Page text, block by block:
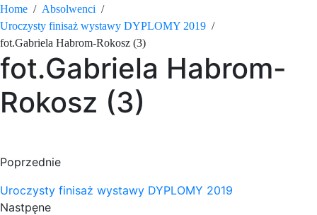
Home
Absolwenci
Uroczysty finisaż wystawy DYPLOMY 2019
fot.Gabriela Habrom-Rokosz (3)
fot.Gabriela Habrom-
Rokosz (3)
Poprzednie
Uroczysty finisaż wystawy DYPLOMY 2019
Nastpęne